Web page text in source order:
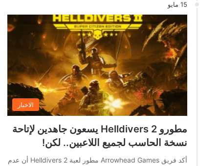
15 مايو
الاخبار
مطورو Helldivers 2 يسعون جاهدين لإتاحة
نسخة الحاسب لجميع اللاعبين.. لكن!
أكد فريق Arrowhead Games مطور لعبة Helldivers 2 أن عدم